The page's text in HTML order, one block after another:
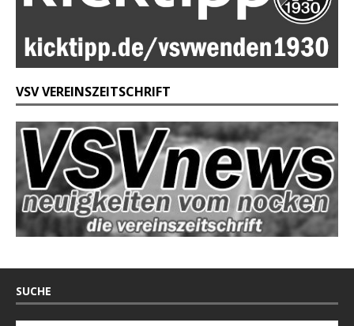
VSV VEREINSZEITSCHRIFT
SUCHE